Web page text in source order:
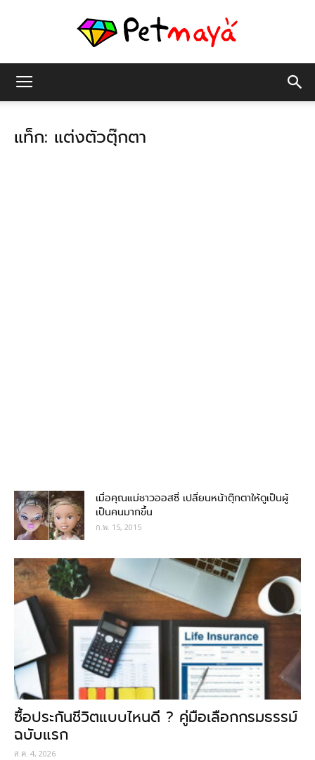
แท็ก: แต่งตัวตุ๊กตา
เมื่อคุณแม่ชาวออสซี่ เปลี่ยนหน้าตุ๊กตาให้ดูเป็นผู้
เป็นคนมากขึ้น
ก.พ. 15, 2015
ซื้อประกันชีวิตแบบไหนดี ? คู่มือเลือกกรมธรรม์
ฉบับแรก
ส.ค. 4, 2026